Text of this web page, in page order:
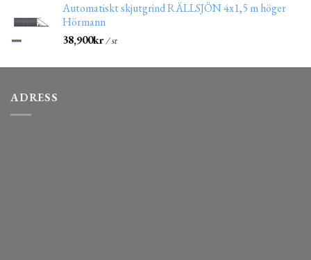
Automatiskt skjutgrind RÄLLSJÖN 4x1,5 m höger
Hörmann
38,900kr/ st
ADRESS